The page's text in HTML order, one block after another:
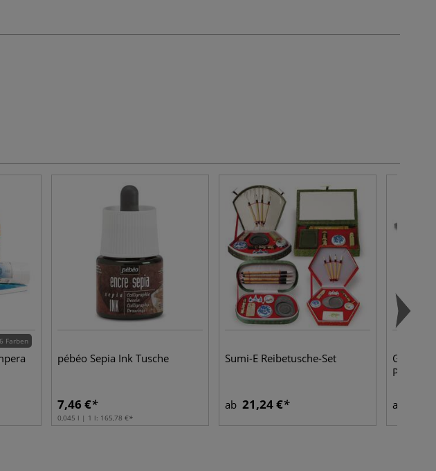
Farben
pébéo Sepia Ink Tusche
7,46 €
0,045 l | 1 l: 165,78 €
Sumi-E Reibetusche-Set
ab 21,24 €
Palette,
ab